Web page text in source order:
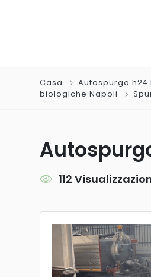
Casa Autospurgo h24
biologiche Napoli
112